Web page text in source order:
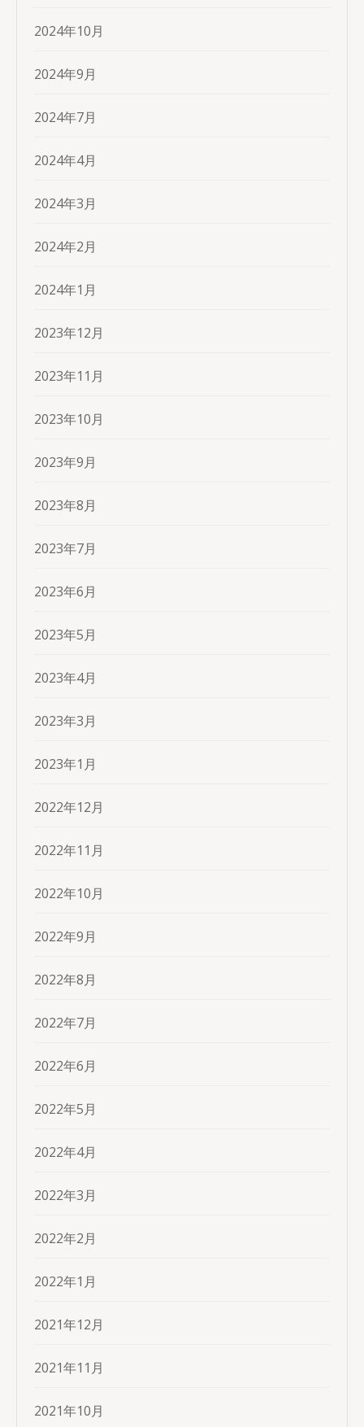
2024年10月
2024年9月
2024年7月
2024年4月
2024年3月
2024年2月
2024年1月
2023年12月
2023年11月
2023年10月
2023年9月
2023年8月
2023年7月
2023年6月
2023年5月
2023年4月
2023年3月
2023年1月
2022年12月
2022年11月
2022年10月
2022年9月
2022年8月
2022年7月
2022年6月
2022年5月
2022年4月
2022年3月
2022年2月
2022年1月
2021年12月
2021年11月
2021年10月